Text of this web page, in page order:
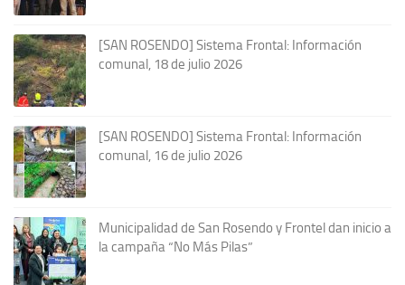
[SAN ROSENDO] Sistema Frontal: Información
comunal, 18 de julio 2026
[SAN ROSENDO] Sistema Frontal: Información
comunal, 16 de julio 2026
Municipalidad de San Rosendo y Frontel dan inicio a
la campaña “No Más Pilas”